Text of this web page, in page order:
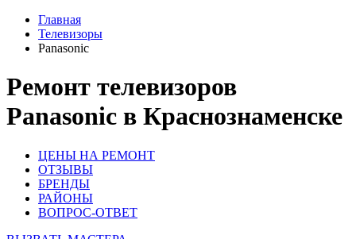
Главная
Телевизоры
Panasonic
Ремонт телевизоров
Panasonic в Краснознаменске
ЦЕНЫ НА РЕМОНТ
ОТЗЫВЫ
БРЕНДЫ
РАЙОНЫ
ВОПРОС-ОТВЕТ